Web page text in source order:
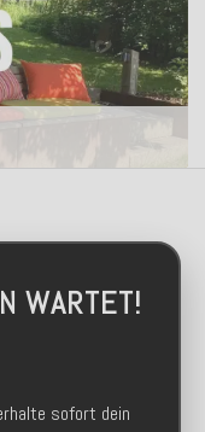
WARTET!
sofort dein